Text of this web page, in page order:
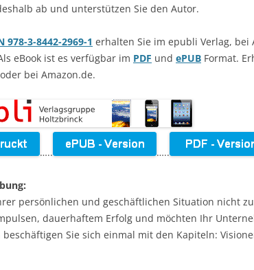
ab und unterstützen Sie den Autor.
978-3-8442-2969-1 erhalten Sie im epubli Verlag, bei
eBook ist es verfügbar im PDF und ePUB Format.
bei Amazon.de.
….. …..
persönlichen und geschäftlichen Situation nicht
dauerhaftem Erfolg und möchten Ihr
Sie sich einmal mit den Kapiteln: